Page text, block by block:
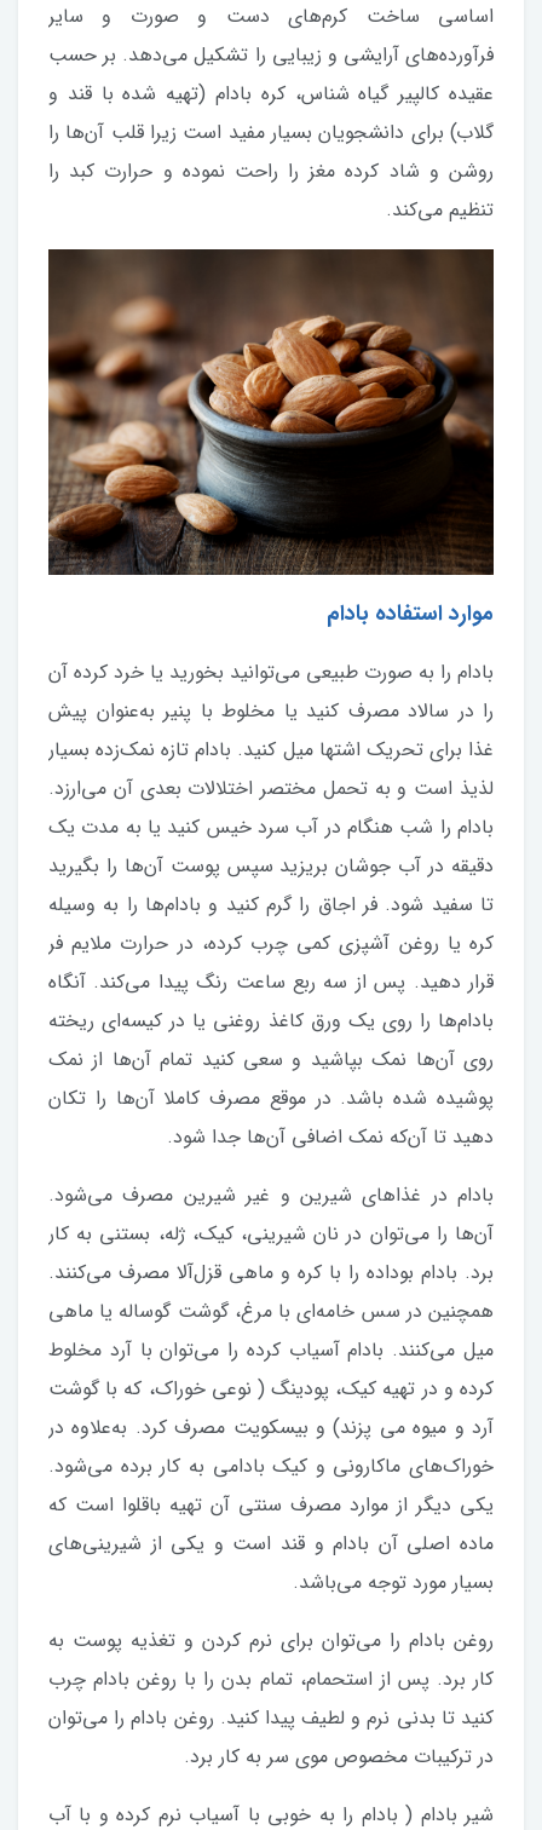
اساسی ساخت کرم‌های دست و صورت و سایر
فرآورده‌های آرایشی و زیبایی را تشکیل می‌دهد. بر حسب
عقیده کالپیر گیاه شناس، کره بادام (تهیه شده با قند و
گلاب) برای دانشجویان بسیار مفید است زیرا قلب آن‌ها را
روشن و شاد کرده مغز را راحت نموده و حرارت کبد را
تنظیم می‌کند.
موارد استفاده بادام
بادام را به صورت طبیعی می‌توانید بخورید یا خرد کرده آن
را در سالاد مصرف کنید یا مخلوط با پنیر به‌عنوان پیش
غذا برای تحریک اشتها میل کنید. بادام تازه نمک‌زده بسیار
لذیذ است و به تحمل مختصر اختلالات بعدی آن می‌ارزد.
بادام را شب هنگام در آب سرد خیس کنید یا به مدت یک
دقیقه در آب جوشان بریزید سپس پوست آن‌ها را بگیرید
تا سفید شود. فر اجاق را گرم کنید و بادام‌ها را به وسیله
کره یا روغن آشپزی کمی چرب کرده، در حرارت ملایم فر
قرار دهید. پس از سه ربع ساعت رنگ پیدا می‌کند. آنگاه
بادام‌ها را روی یک ورق کاغذ روغنی یا در کیسه‌ای ریخته
روی آن‌ها نمک بپاشید و سعی کنید تمام آن‌ها از نمک
پوشیده شده باشد. در موقع مصرف کاملا آن‌ها را تکان
دهید تا آن‌که نمک اضافی آن‌ها جدا شود.
بادام در غذاهای شیرین و غیر شیرین مصرف می‌شود.
آن‌ها را می‌توان در نان شیرینی، کیک، ژله، بستنی به کار
برد. بادام بوداده را با کره و ماهی قزل‌آلا مصرف می‌کنند.
همچنین در سس خامه‌ای با مرغ، گوشت گوساله یا ماهی
میل می‌کنند. بادام آسیاب کرده را می‌توان با آرد مخلوط
کرده و در تهیه کیک، پودینگ ( نوعی خوراک، که با گوشت
آرد و میوه می پزند) و بیسکویت مصرف کرد. به‌علاوه در
خوراک‌های ماکارونی و کیک بادامی به کار برده می‌شود.
یکی دیگر از موارد مصرف سنتی آن تهیه باقلوا است که
ماده اصلی آن بادام و قند است و یکی از شیرینی‌های
بسیار مورد توجه می‌باشد.
روغن بادام را می‌توان برای نرم کردن و تغذیه پوست به
کار برد. پس از استحمام، تمام بدن را با روغن بادام چرب
کنید تا بدنی نرم و لطیف پیدا کنید. روغن بادام را می‌توان
در ترکیبات مخصوص موی سر به کار برد.
شیر بادام ( بادام را به خوبی با آسیاب نرم کرده و با آب